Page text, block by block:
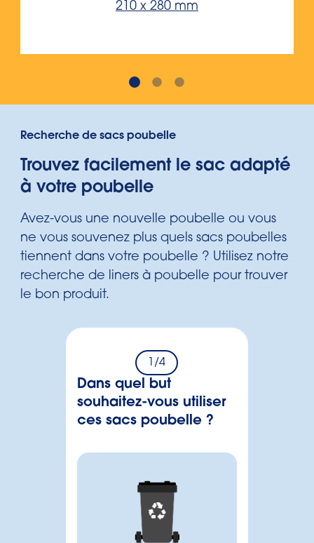
210 x 280 mm
Recherche de sacs poubelle
Trouvez facilement le sac adapté
à votre poubelle
Avez-vous une nouvelle poubelle ou vous
ne vous souvenez plus quels sacs poubelles
tiennent dans votre poubelle ? Utilisez notre
recherche de liners à poubelle pour trouver
le bon produit.
/4
Dans quel but
souhaitez-vous utiliser
ces sacs poubelle ?